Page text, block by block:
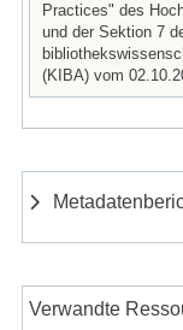
Practices" des
und der Sektion 7
(KIBA) vom
Verwandte